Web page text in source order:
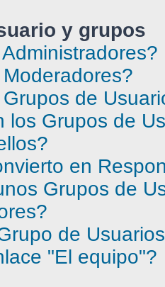
y grupos
de
los Grupos de
en
Grupos de
de
"El equipo"?